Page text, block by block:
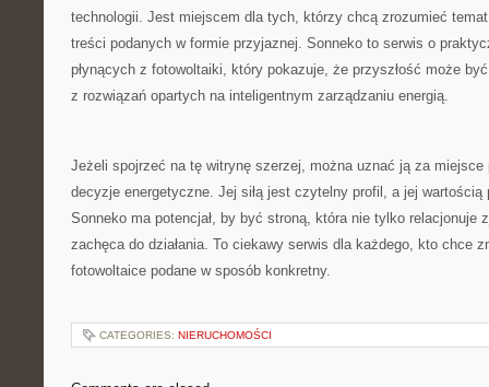
technologii. Jest miejscem dla tych, którzy chcą zrozumieć
treści podanych w formie przyjaznej. Sonneko to serwis o
płynących z fotowoltaiki, który pokazuje, że przyszłość może
z rozwiązań opartych na inteligentnym zarządzaniu energią.
Jeżeli spojrzeć na tę witrynę szerzej, można uznać ją za miejsce
decyzje energetyczne. Jej siłą jest czytelny profil, a jej
Sonneko ma potencjał, by być stroną, która nie tylko relacjonuje
zachęca do działania. To ciekawy serwis dla każdego, kto chce
fotowoltaice podane w sposób konkretny.
CATEGORIES: NIERUCHOMOŚCI